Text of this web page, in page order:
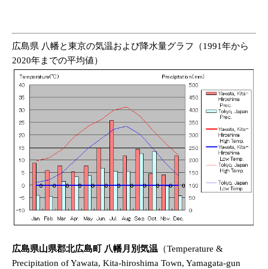
広島県 八幡と東京の気温および降水量グラフ（1991年から
2020年までの平均値）
広島県山県郡北広島町 八幡月別気温 （Temperature &
Precipitation of Yawata, Kita-hiroshima Town, Yamagata-gun